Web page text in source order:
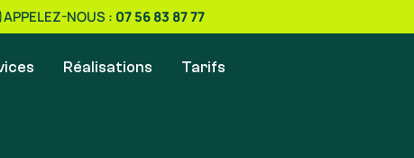
APPELEZ-NOUS : 07 56 83 87 77
Réalisations Tarifs